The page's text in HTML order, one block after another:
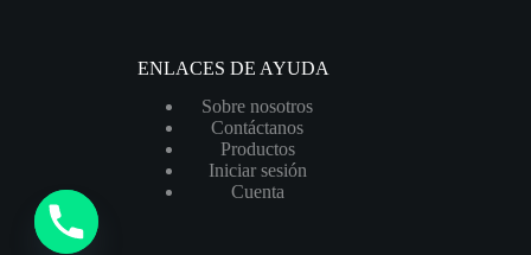
ENLACES DE AYUDA
Sobre nosotros
Contáctanos
Productos
Iniciar sesión
Cuenta
y